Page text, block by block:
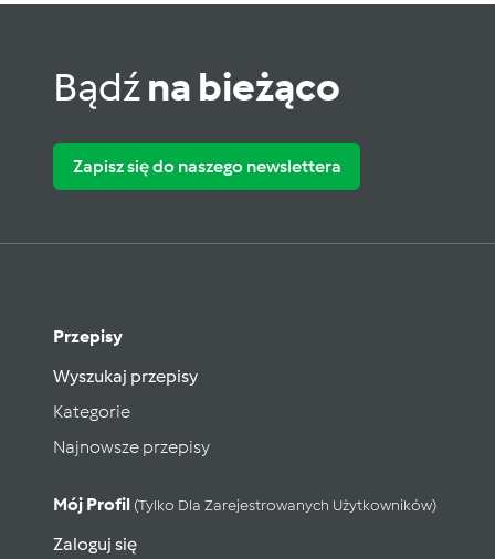
Bądźna bieżąco
Zapisz się do naszego newslettera
Przepisy
Wyszukaj przepisy
Kategorie
Najnowsze przepisy
Mój Profil (tylko Dla Zarejestrowanych Użytkowników)
Zaloguj się